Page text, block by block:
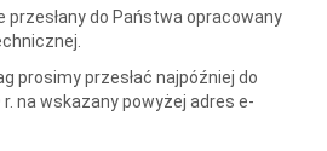
przesłany do Państwa opracowany
prosimy przesłać najpóźniej do
na wskazany powyżej adres e-